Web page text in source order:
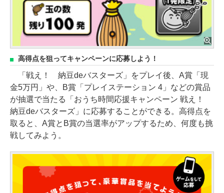
高得点を狙ってキャンペーンに応募しよう！
「戦え！ 納豆deバスターズ」をプレイ後、A賞「現
金5万円」や、B賞「プレイステーション 4」などの賞品
が抽選で当たる「おうち時間応援キャンペーン 戦え！
納豆deバスターズ」に応募することができる。高得点を
取ると、A賞とB賞の当選率がアップするため、何度も挑
戦してみよう。